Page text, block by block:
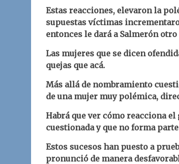
Estas reacciones, elevaron la
supuestas víctimas
entonces le dará a Salmerón
Las mujeres que se dicen
quejas que acá.
Más allá de nombramiento
de una mujer muy polémica,
Habrá que ver cómo reacciona
cuestionada y que no forma
Estos sucesos han puesto a
pronunció de manera